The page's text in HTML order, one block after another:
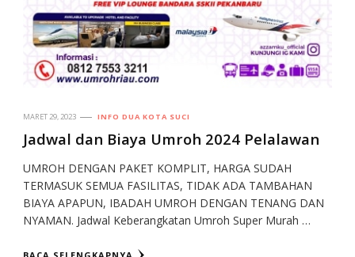
MARET 29, 2023 INFO DUA KOTA SUCI
Jadwal dan Biaya Umroh 2024 Pelalawan
UMROH DENGAN PAKET KOMPLIT, HARGA SUDAH
TERMASUK SEMUA FASILITAS, TIDAK ADA TAMBAHAN
BIAYA APAPUN, IBADAH UMROH DENGAN TENANG DAN
NYAMAN. Jadwal Keberangkatan Umroh Super Murah …